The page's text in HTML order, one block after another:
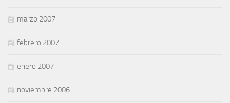
marzo 2007
febrero 2007
enero 2007
noviembre 2006